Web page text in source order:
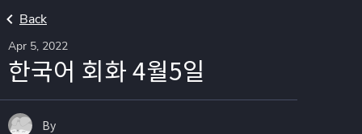
Back
Apr 5, 2022
한국어 회화 4월5일
By